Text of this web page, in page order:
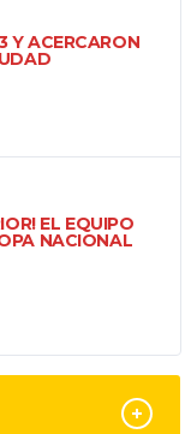
Y ACERCARON
EL EQUIPO
NACIONAL